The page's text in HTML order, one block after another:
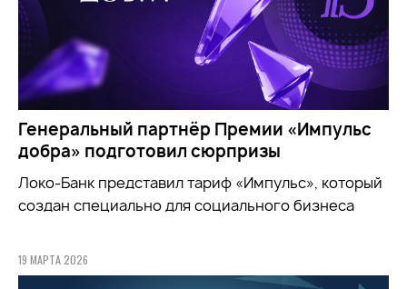
Генеральный партнёр Премии «Импульс
добра» подготовил сюрпризы
Локо-Банк представил тариф «Импульс», который
создан специально для социального бизнеса
19 МАРТА 2026